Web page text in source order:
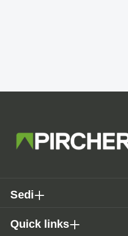
Sedi
Quick links